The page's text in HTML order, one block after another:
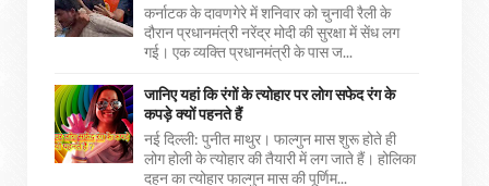
कर्नाटक के दावणगेरे में शनिवार को चुनावी रैली के
दौरान प्रधानमंत्री नरेंद्र मोदी की सुरक्षा में सेंध लग
गई। एक व्यक्ति प्रधानमंत्री के पास ज...
जानिए यहां कि रंगों के त्योहार पर लोग सफेद रंग के
कपड़े क्यों पहनते हैं
नई दिल्ली: पुनीत माथुर। फाल्गुन मास शुरू होते ही
लोग होली के त्योहार की तैयारी में लग जाते हैं। होलिका
दहन का त्योहार फाल्गुन मास की पूर्णिम...